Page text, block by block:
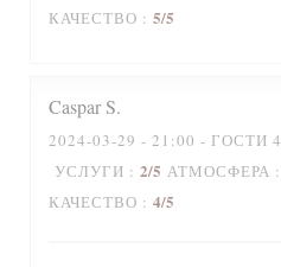
КАЧЕСТВО : 5/5
Caspar S
2024-03-29 - 21:00 - ГОСТИ 4
УСЛУГИ : 2/5 АТМОСФЕРА :
КАЧЕСТВО : 4/5